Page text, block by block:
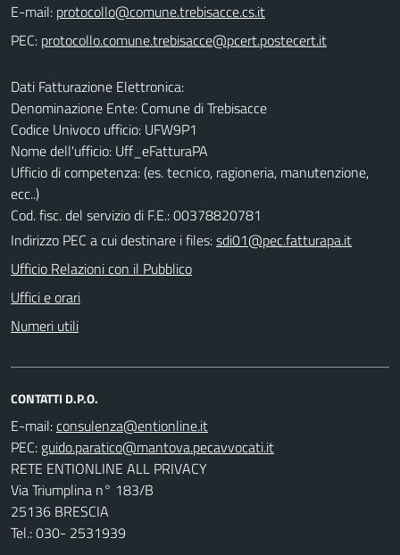
E-mail:
PEC:
Dati Fatturazione Elettronica:
Denominazione Ente: Comune di Trebisacce
Codice Univoco ufficio: UFW9P1
Nome dell'ufficio: Uff_eFatturaPA
Ufficio di competenza: (es. tecnico, ragioneria, manutenzione,
ecc..)
Cod. fisc. del servizio di F.E.: 00378820781
Indirizzo PEC a cui destinare i files:sdi01@pec.fatturapa.it
Ufficio Relazioni con il Pubblico
Uffici e orari
Numeri utili
CONTATTI D.P.O.
E-mail:
PEC:
RETE ENTIONLINE ALL PRIVACY
Via Triumplina n° 183/B
25136 BRESCIA
Tel.: 030- 2531939